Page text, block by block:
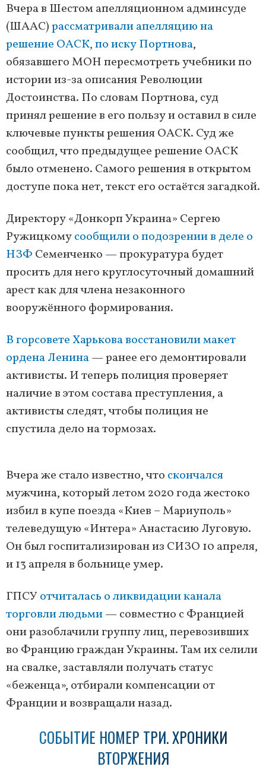
Вчера в Шестом апелляционном админсуде
(ШААС)рассматривали апелляцию на
решение ОАСК, по иску Портнова,
обязавшего МОН пересмотреть учебники по
истории из-за описания Революции
Достоинства. По словам Портнова, суд
принял решение в его пользу и оставил в силе
ключевые пункты решения ОАСК. Суд же
сообщил, что предыдущее решение ОАСК
было отменено. Самого решения в открытом
доступе пока нет, текст его остаётся загадкой.
Директору «Донкорп Украина» Сергею
Ружицкомусообщили о подозрении в деле о
НЗФ Семенченко — прокуратура будет
просить для него круглосуточный домашний
арест как для члена незаконного
вооружённого формирования.
В горсовете Харькова восстановили макет
ордена Ленина— ранее его демонтировали
активисты. И теперь полиция проверяет
наличие в этом состава преступления, а
активисты следят, чтобы полиция не
спустила дело на тормозах.
Вчера же стало известно, что скончался
мужчина, который летом 2020 года жестоко
избил в купе поезда «Киев – Мариуполь»
телеведущую «Интера» Анастасию Луговую.
Он был госпитализирован из СИЗО 10 апреля,
и 13 апреля в больнице умер.
ГПСУотчиталась о ликвидации канала
торговли людьми— совместно с Францией
они разоблачили группу лиц, перевозивших
во Францию граждан Украины. Там их селили
на свалке, заставляли получать статус
«беженца», отбирали компенсации от
Франции и возвращали назад.
СОБЫТИЕ НОМЕР ТРИ. ХРОНИКИ
ВТОРЖЕНИЯ